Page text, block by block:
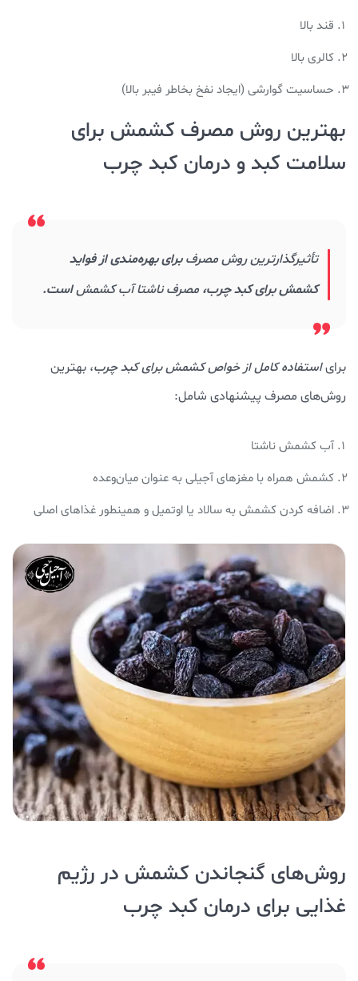
قند بالا
کالری بالا
حساسیت گوارشی (ایجاد نفخ بخاطر فیبر بالا)
بهترین روش مصرف کشمش برای
سلامت کبد و درمان کبد چرب
تأثیرگذارترین روش مصرفبرای بهره‌مندی از فواید
کشمش برای کبد چرب، مصرف ناشتا آب کشمشاست.
برایاستفاده کامل از خواص کشمش برای کبد چرب، بهترین
روش‌های مصرف پیشنهادی شامل:
آب کشمش ناشتا
کشمش همراه با مغزهای آجیلی به عنوان میان‌وعده
اضافه کردن کشمش به سالاد یا اوتمیل و همینطور غذاهای اصلی
روش‌های گنجاندن کشمش در رژیم
غذایی برای درمان کبد چرب